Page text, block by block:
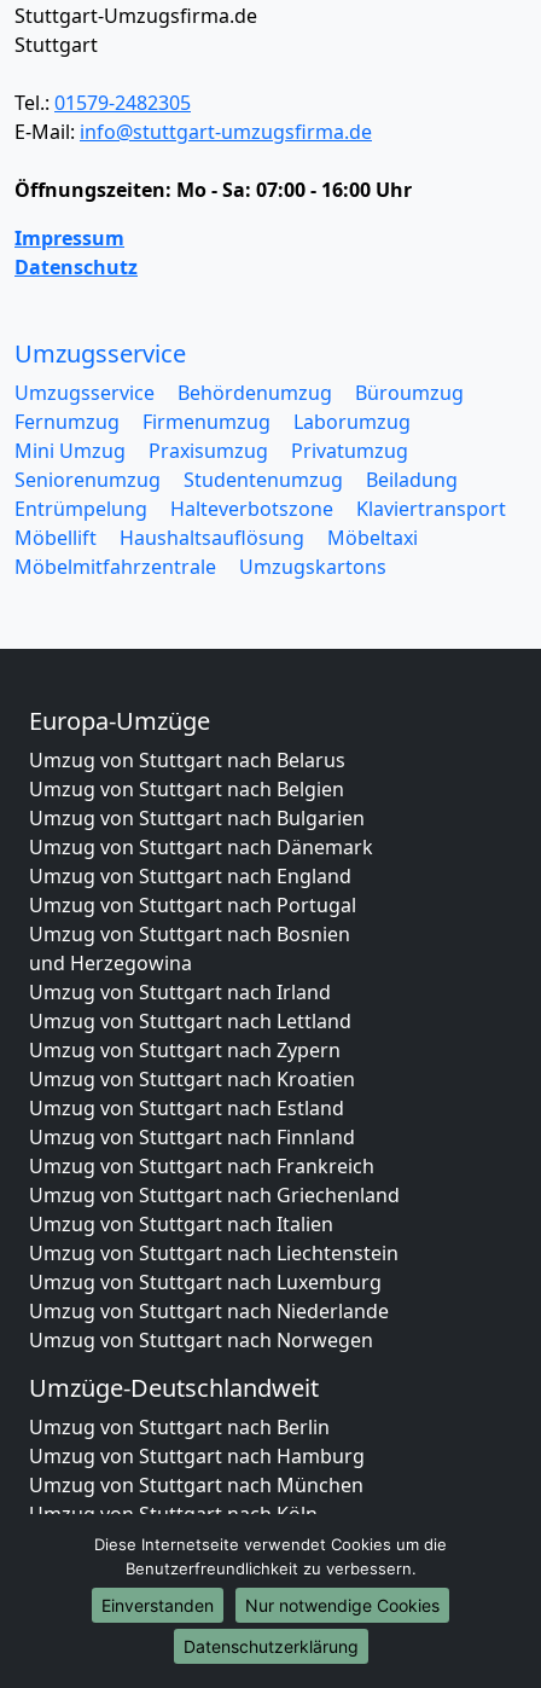
Stuttgart-Umzugsfirma.de
Stuttgart
Tel.: 01579-2482305
E-Mail: info@stuttgart-umzugsfirma.de
Öffnungszeiten: Mo - Sa: 07:00 - 16:00 Uhr
Impressum
Datenschutz
Umzugsservice
Umzugsservice Behördenumzug
Büroumzug
Fernumzug
Firmenumzug
Laborumzug
Mini Umzug
Praxisumzug
Privatumzug
Seniorenumzug
Studentenumzug
Beiladung
Entrümpelung
Halteverbotszone
Klaviertransport
Möbellift
Haushaltsauflösung
Möbeltaxi
Möbelmitfahrzentrale
Umzugskartons
Europa-Umzüge
Umzug von Stuttgart nach Belarus
Umzug von Stuttgart nach Belgien
Umzug von Stuttgart nach Bulgarien
Umzug von Stuttgart nach Dänemark
Umzug von Stuttgart nach England
Umzug von Stuttgart nach Portugal
Umzug von Stuttgart nach Bosnien
und Herzegowina
Umzug von Stuttgart nach Irland
Umzug von Stuttgart nach Lettland
Umzug von Stuttgart nach Zypern
Umzug von Stuttgart nach Kroatien
Umzug von Stuttgart nach Estland
Umzug von Stuttgart nach Finnland
Umzug von Stuttgart nach Frankreich
Umzug von Stuttgart nach Griechenland
Umzug von Stuttgart nach Italien
Umzug von Stuttgart nach Liechtenstein
Umzug von Stuttgart nach Luxemburg
Umzug von Stuttgart nach Niederlande
Umzug von Stuttgart nach Norwegen
Umzüge-Deutschlandweit
Umzug von Stuttgart nach Berlin
Umzug von Stuttgart nach Hamburg
Umzug von Stuttgart nach München
Umzug von Stuttgart nach Köln
Umzug von Stuttgart nach Frankfurt am Main
Umzug von Stuttgart nach Stuttgart
Umzug von Stuttgart nach Düsseldorf
Umzug von Stuttgart nach Leipzig
Umzug von Stuttgart nach Dortmund
Diese Internetseite verwendet Cookies um die
Benutzerfreundlichkeit zu verbessern.
Einverstanden
Nur notwendige Cookies
Datenschutzerklärung